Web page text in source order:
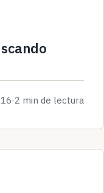
·2 min de lectura